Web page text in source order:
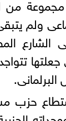
ولم
الشارع